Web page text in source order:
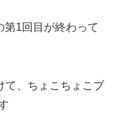
第1回目が終わって
て、ちょこちょこブ